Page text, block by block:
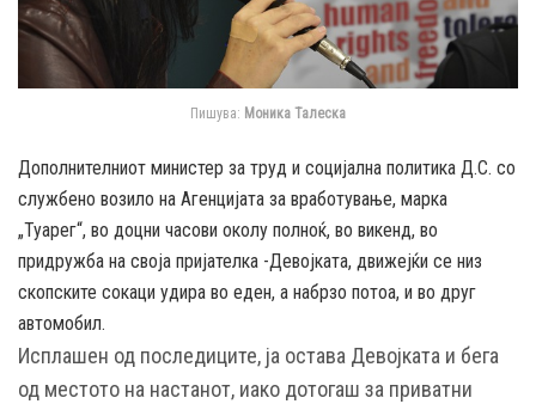
Пишува: Моника Талеска
Дополнителниот министер за труд и социјална политика Д.С. со
службено возило на Агенцијата за вработување, марка
„Туарег“, во доцни часови околу полноќ, во викенд, во
придружба на своја пријателка -Девојката, движејќи се низ
скопските сокаци удира во еден, а набрзо потоа, и во друг
автомобил.
Исплашен од последиците, ја остава Девојката и бега
од местото на настанот, иако дотогаш за приватни